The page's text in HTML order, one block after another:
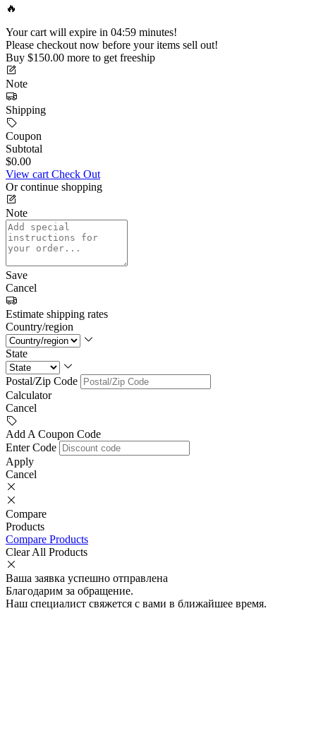
🔥
Your cart will expire in 04:59 minutes!
Please checkout now before your items sell out!
Buy $150.00 more to get freeship
Note
Shipping
Coupon
Subtotal
$0.00
View cart Check Out
Or continue shopping
Note
Save
Cancel
Estimate shipping rates
Country/region
State
Postal/Zip Code
Calculator
Cancel
Add A Coupon Code
Enter Code
Apply
Cancel
Compare
Products
Compare Products
Clear All Products
Ваша заявка успешно отправлена
Благодарим за обращение.
Наш специалист свяжется с вами в ближайшее время.